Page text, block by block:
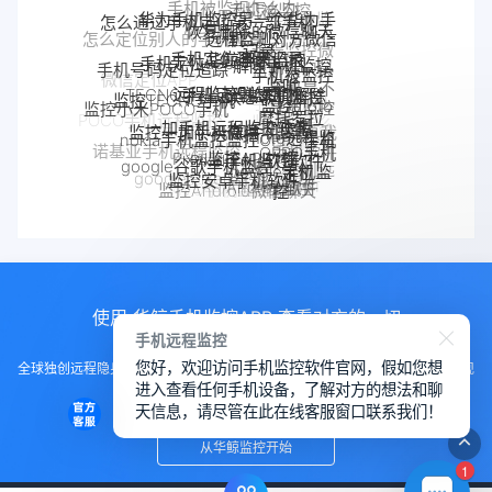
手机被监视怎么办
手机被监控
怎么定位别人的手机位置
怎么通过手机定位另一部手机
华为手机监控另一个华为手
机
恢复删除的微信聊天
记录
远程监测对方微信
聊天记录
远程监控微
信聊天记录
微信定位APP
手机号码定位追踪
手机定位app
手机定位追踪
华鲸手机监控
解除手机监控
监听
手机被监控
如何解除
手机是不
是被监控
了
手机被别人
监控了怎么
解除
POCO手机远程监控
监控小米POCO手机
监控TECNO手机
TECNO手机远程监控
远程监控联想手机
联想手机监控
监控moto
手机
摩托罗拉
moto远程监
控
监控真我
手机软件
真我手机远程
监控别人手机
魅族手机监控
诺基亚手机远程监控
nokia手机监控
监控一加手机微信
一加手机远程监控软件
一加手机监控
监控OPPO手机
软件
OPPO手机
定位
OPPO手机远
程监控
手机窃听
VIVO远程监控软件
VIVO手机监控
google Pixel监控
google谷歌手机监控
Pixel监控APP
Pixel手机监控软件
google手机监
控
Android软件
监控Android微信聊天
监控安卓手机软件
使用 华鲸手机监控APP 查看对方的一切
全球独创远程隐身运行监控手机，不用经过对方同意安装，100%不让对方发现
知道
从华鲸监控开始
1
手机远程监控
您好，欢迎访问手机监控软件官网，假如您想
进入查看任何手机设备，了解对方的想法和聊
天信息，请尽管在此在线客服窗口联系我们！